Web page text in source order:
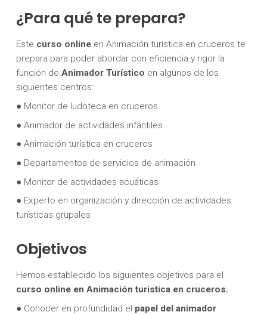
¿Para qué te prepara?
Este curso online en Animación turística en cruceros te
prepara para poder abordar con eficiencia y rigor la
función de Animador Turístico en algunos de los
siguientes centros:
● Monitor de ludoteca en cruceros
● Animador de actividades infantiles
● Animación turística en cruceros
● Departamentos de servicios de animación
● Monitor de actividades acuáticas
● Experto en organización y dirección de actividades
turísticas grupales
Objetivos
Hemos establecido los siguientes objetivos para el
curso online en Animación turística en cruceros.
● Conocer en profundidad el papel del animador